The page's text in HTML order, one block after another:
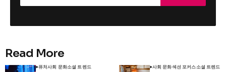
Read More
퓨처사회 문화소셜 트렌드 사회 문화섹션 포커스소셜 트렌드